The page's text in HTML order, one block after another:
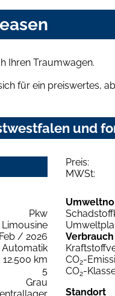
Ihren Traumwagen.
für ein preiswertes,
und
Preis:
MWSt:
Pkw
Limousine
Feb / 2026
Automatik
12.500 km
5
Grau
CO2-
CO2-
Standort